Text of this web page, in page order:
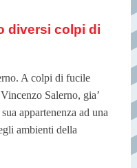
diversi colpi di
A colpi di fucile
Salerno, gia’
appartenenza ad una
ambienti della